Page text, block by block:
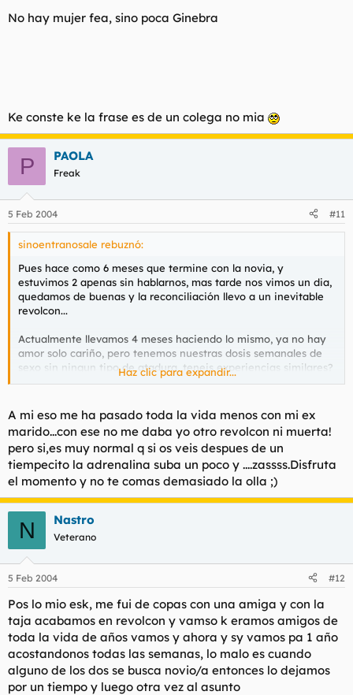
No hay mujer fea, sino poca Ginebra
Ke conste ke la frase es de un colega no mia
P PAOLA
Freak
5 Feb 2004 #11
sinoentranosale rebuznó:
Pues hace como 6 meses que termine con la novia, y
estuvimos 2 apenas sin hablarnos, mas tarde nos vimos un dia,
quedamos de buenas y la reconciliación llevo a un inevitable
revolcon...
Actualmente llevamos 4 meses haciendo lo mismo, ya no hay
amor solo cariño, pero tenemos nuestras dosis semanales de
sexo sin ningun tipo de atadura, teneis experiencias similares?
o es un caso bastante peculiar?
Saludoss
Haz clic para expandir...
A mi eso me ha pasado toda la vida menos con mi ex
marido...con ese no me daba yo otro revolcon ni muerta!
pero si,es muy normal q si os veis despues de un
tiempecito la adrenalina suba un poco y ....zassss.Disfruta
el momento y no te comas demasiado la olla ;)
N Nastro
Veterano
5 Feb 2004 #12
Pos lo mio esk, me fui de copas con una amiga y con la
taja acabamos en revolcon y vamso k eramos amigos de
toda la vida de años vamos y ahora y sy vamos pa 1 año
acostandonos todas las semanas, lo malo es cuando
alguno de los dos se busca novio/a entonces lo dejamos
por un tiempo y luego otra vez al asunto